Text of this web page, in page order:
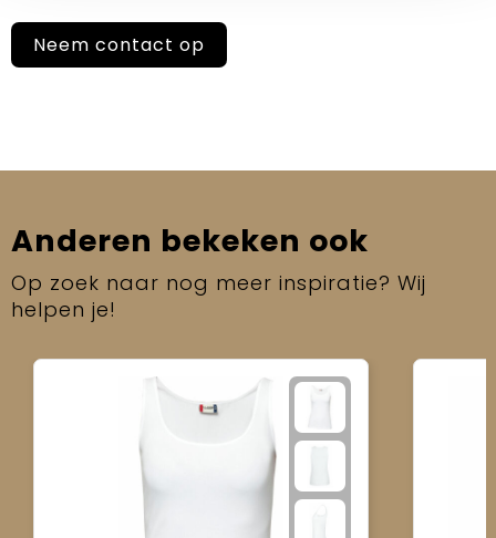
Neem contact op
Anderen bekeken ook
Op zoek naar nog meer inspiratie? Wij
helpen je!